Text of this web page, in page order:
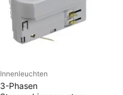
Innenleuchten
3-Phasen